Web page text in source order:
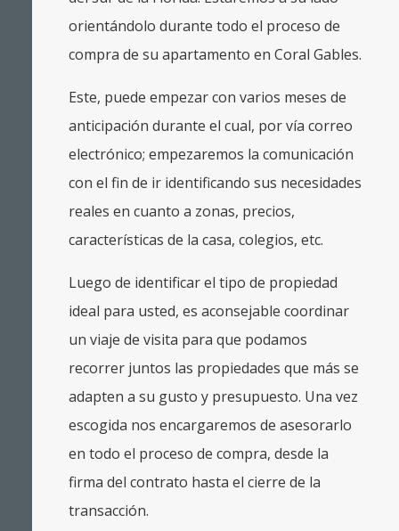
orientándolo durante todo el proceso de
compra de su apartamento en Coral Gables.
Este, puede empezar con varios meses de
anticipación durante el cual, por vía correo
electrónico; empezaremos la comunicación
con el fin de ir identificando sus necesidades
reales en cuanto a zonas, precios,
características de la casa, colegios, etc.
Luego de identificar el tipo de propiedad
ideal para usted, es aconsejable coordinar
un viaje de visita para que podamos
recorrer juntos las propiedades que más se
adapten a su gusto y presupuesto. Una vez
escogida nos encargaremos de asesorarlo
en todo el proceso de compra, desde la
firma del contrato hasta el cierre de la
transacción.